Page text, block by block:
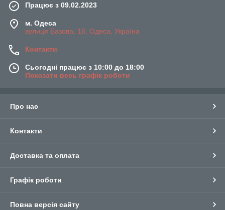
Працює з 09.02.2023
м. Одеса
вулиця Базова, 16, Одеса, Україна
Контакти
Сьогодні працює з 10:00 до 18:00
Показати весь графік роботи
Про нас
Контакти
Доставка та оплата
Графік роботи
Повна версія сайту